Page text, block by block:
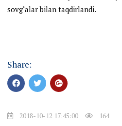
sovg‘alar bilan taqdirlandi.
Share:
2018-10-12 17:45:00 164